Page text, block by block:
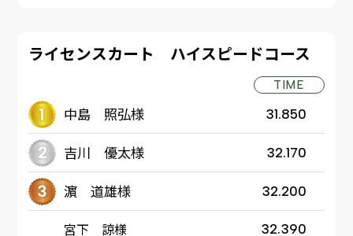
ライセンスカート ハイスピードコース
TIME
中島 照弘様 31.850
吉川 優太様 32.170
濵 道雄様 32.200
宮下 諒様 32.390